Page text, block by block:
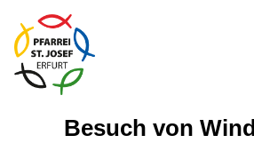
Besuch von